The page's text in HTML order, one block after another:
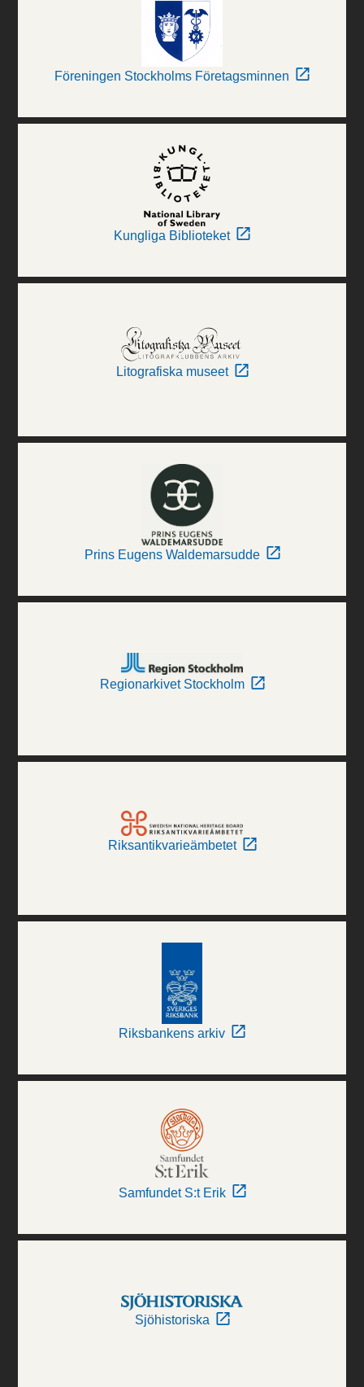
Föreningen Stockholms Företagsminnen
Kungliga Biblioteket
Litografiska museet
Prins Eugens Waldemarsudde
Regionarkivet Stockholm
Riksantikvarieämbetet
Riksbankens arkiv
Samfundet S:t Erik
Sjöhistoriska